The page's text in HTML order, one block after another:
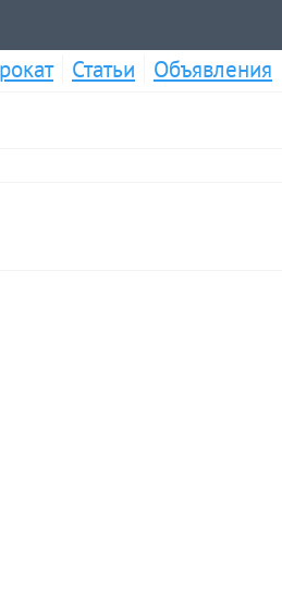
Статьи
Объявления